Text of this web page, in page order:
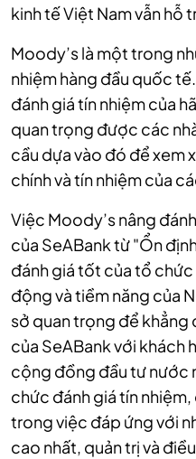
kinh tế Việt Nam vẫn hỗ
Moody’s là một trong
nhiệm hàng đầu quốc
đánh giá tín nhiệm của
quan trọng được các
cầu dựa vào đó để xem
chính và tín nhiệm của
Việc Moody’s nâng
của SeABank từ "Ổn
đánh giá tốt của tổ
động và tiềm năng của
sở quan trọng để khẳng
của SeABank với khách
cộng đồng đầu tư nước
chức đánh giá tín
trong việc đáp ứng với
cao nhất, quản trị và